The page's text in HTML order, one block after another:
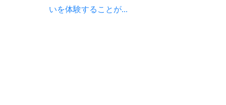
いを体験することが...